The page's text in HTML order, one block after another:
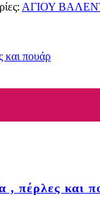
ΑΓΙΟΥ
, πέρλες και